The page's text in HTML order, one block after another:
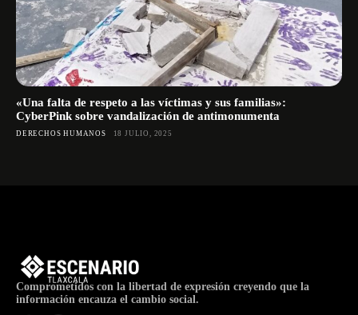
«Una falta de respeto a las víctimas y sus familias»:
CyberPink sobre vandalización de antimonumenta
DERECHOS HUMANOS 18 JULIO, 2025
Comprometidos con la libertad de expresión creyendo que la
información encauza el cambio social.